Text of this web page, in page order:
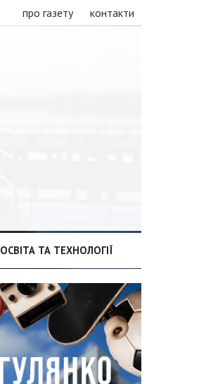
про газету контакти
ОСВІТА ТА ТЕХНОЛОГІЇ